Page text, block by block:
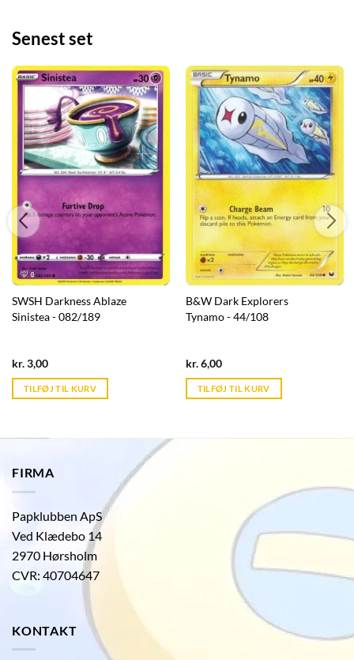
Senest set
SWSH Darkness Ablaze
Sinistea - 082/189
kr.3,00Current
is:
kr. 39,95.
TILFØJ TIL KURV
B&W Dark Explorers
Tynamo - 44/108
kr.6,00Current
is:
kr. 39,95.
TILFØJ TIL KURV
FIRMA
Papklubben ApS
Ved Klædebo 14
2970 Hørsholm
CVR: 40704647
KONTAKT